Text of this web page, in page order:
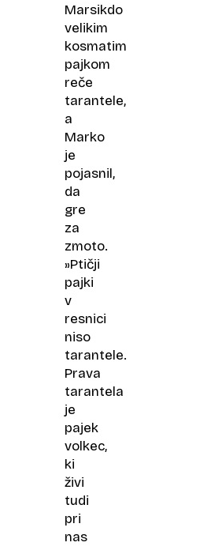
Marsikdo
velikim
kosmatim
pajkom
reče
tarantele,
a
Marko
je
pojasnil,
da
gre
za
zmoto.
»Ptičji
pajki
v
resnici
niso
tarantele.
Prava
tarantela
je
pajek
volkec,
ki
živi
tudi
pri
nas